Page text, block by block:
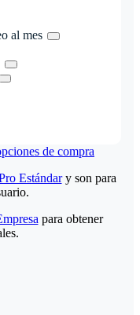
al mes
de compra
Estándary son para
para obtener